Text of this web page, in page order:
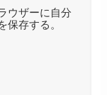
ウザーに自分
保存する。